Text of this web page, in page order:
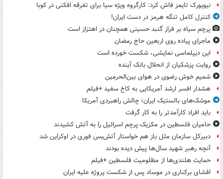
نیویورک تایمز فاش کرد: کارگروه ویژه سیا برای تفرقه افکنی در کوبا
کنترل کامل تنگه هرمز در دست ایران!
پرچم سیاه بر فراز گنبد حسینی همچنان در اهتزاز است
ماجرای پیاده روی اربعین حاج رمضان
این دیپلماسی نمایشی، شکست خورده است
روایت پزشکیان از انحلال بانک آینده
شمیم خوش رضوی در هوای بین‌الحرمین
هشدار افسر ارشد آمریکایی به کاخ سفید +فیلم
موشک‌های بالستیک ایران؛ چالش راهبردی آمریکا
باید افراد کارآمدتر را به کار گرفت
حامیان فلسطین در مکزیک پرچم اسرائیل را به آتش کشیدند
دبیرکل سازمان ملل باز هم خواستار آتش‌بس فوری در اوکراین شد
آنچه رهبر شهید سال‌ها پیش دیده بودند
حمایت هلندی‌ها از مظلومیت فلسطین +فیلم
افشای برکناری در موساد پس از شکست پروژه علیه ایران